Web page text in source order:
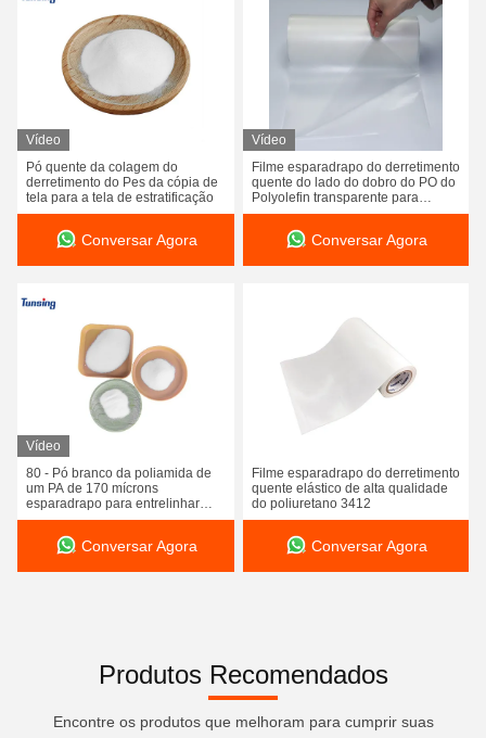
Vídeo
Pó quente da colagem do
derretimento do Pes da cópia de
tela para a tela de estratificação
Conversar Agora
Vídeo
Filme esparadrapo do derretimento
quente do lado do dobro do PO do
Polyolefin transparente para
remendos do bordado
Conversar Agora
Vídeo
80 - Pó branco da poliamida de
um PA de 170 mícrons
esparadrapo para entrelinhar
kejme'noykejme
Conversar Agora
Filme esparadrapo do derretimento
quente elástico de alta qualidade
do poliuretano 3412
Conversar Agora
Produtos Recomendados
Encontre os produtos que melhoram para cumprir suas